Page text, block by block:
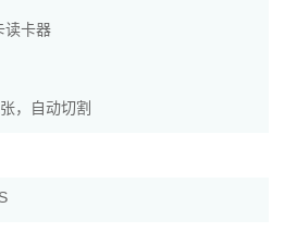
读卡器
，自动切割